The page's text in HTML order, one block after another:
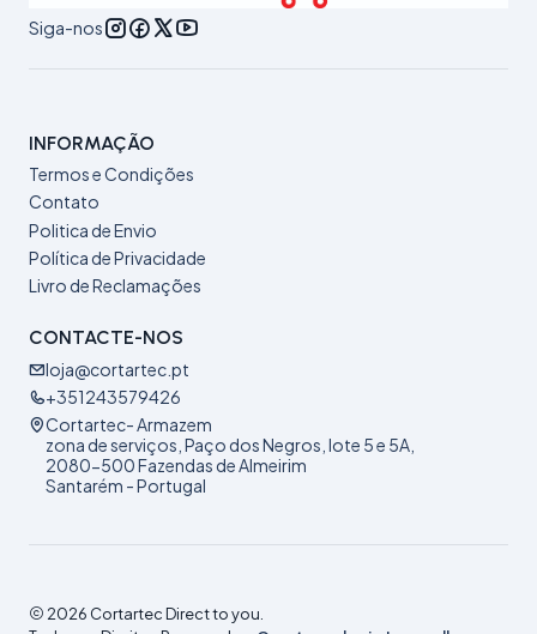
Siga-nos
INFORMAÇÃO
Termos e Condições
Contato
Politica de Envio
Política de Privacidade
Livro de Reclamações
CONTACTE-NOS
loja@cortartec.pt
+351243579426
Cortartec- Armazem
zona de serviços, Paço dos Negros, lote 5 e 5A,
2080-500 Fazendas de Almeirim
Santarém - Portugal
2026 Cortartec Direct to you.